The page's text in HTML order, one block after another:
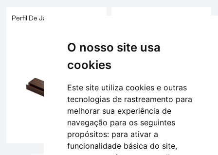
O nosso site usa
cookies
Este site utiliza cookies e outras
tecnologias de rastreamento para
melhorar sua experiência de
navegação para os seguintes
propósitos: para ativar a
funcionalidade básica do site,
Perfil De Janela E Porta